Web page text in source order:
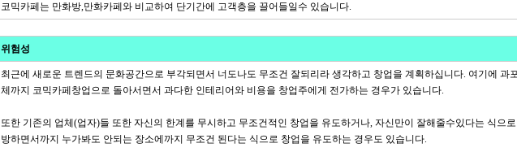
코믹카페는 만화방,만화카페와 비교하여 단기간에 고객층을 끌어들일수 있습니다.
위험성
최근에 새로운 트렌드의 문화공간으로 부각되면서 너도나도 무조건 잘되리라 생각하고 창업을 계획하십니다. 여기에 과
체까지 코믹카페창업으로 돌아서면서 과다한 인테리어와 비용을 창업주에게 전가하는 경우가 있습니다.
또한 기존의 업체(업자)들 또한 자신의 한계를 무시하고 무조건적인 창업을 유도하거나, 자신만이 잘해줄수있다는 식으로
방하면서까지 누가봐도 안되는 장소에까지 무조건 된다는 식으로 창업을 유도하는 경우도 있습니다.